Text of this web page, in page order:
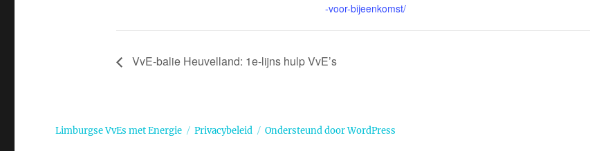
-voor-bijeenkomst/
VvE-balie Heuvelland: 1e-lijns hulp VvE’s
Limburgse VvEs met Energie Privacybeleid Ondersteund door WordPress